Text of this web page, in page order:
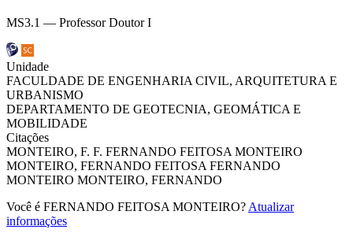
MS3.1 — Professor Doutor I
Unidade
FACULDADE DE ENGENHARIA CIVIL, ARQUITETURA E
URBANISMO
DEPARTAMENTO DE GEOTECNIA, GEOMÁTICA E
MOBILIDADE
Citações
MONTEIRO, F. F. FERNANDO FEITOSA MONTEIRO
MONTEIRO, FERNANDO FEITOSA FERNANDO
MONTEIRO MONTEIRO, FERNANDO
Você é FERNANDO FEITOSA MONTEIRO? Atualizar
informações